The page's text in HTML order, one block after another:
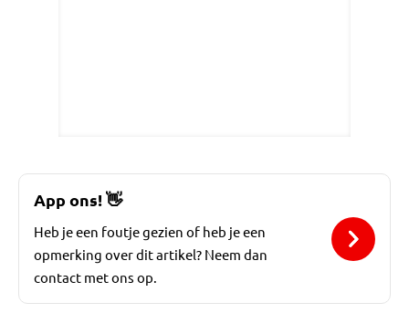
App ons!👋
Heb je een foutje gezien of heb je een
opmerking over dit artikel? Neem dan
contact met ons op.